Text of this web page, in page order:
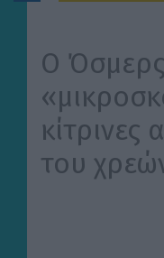
Ο
κίτρινες
του